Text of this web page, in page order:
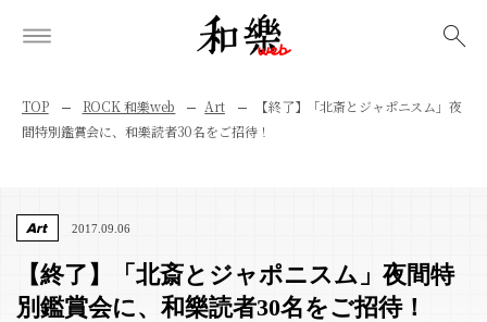
TOP ROCK 和樂web Art
【終了】「北斎とジャポニスム」夜
間特別鑑賞会に、和樂読者30名をご招待！
Art 2017.09.06
【終了】「北斎とジャポニスム」夜間特
別鑑賞会に、和樂読者30名をご招待！